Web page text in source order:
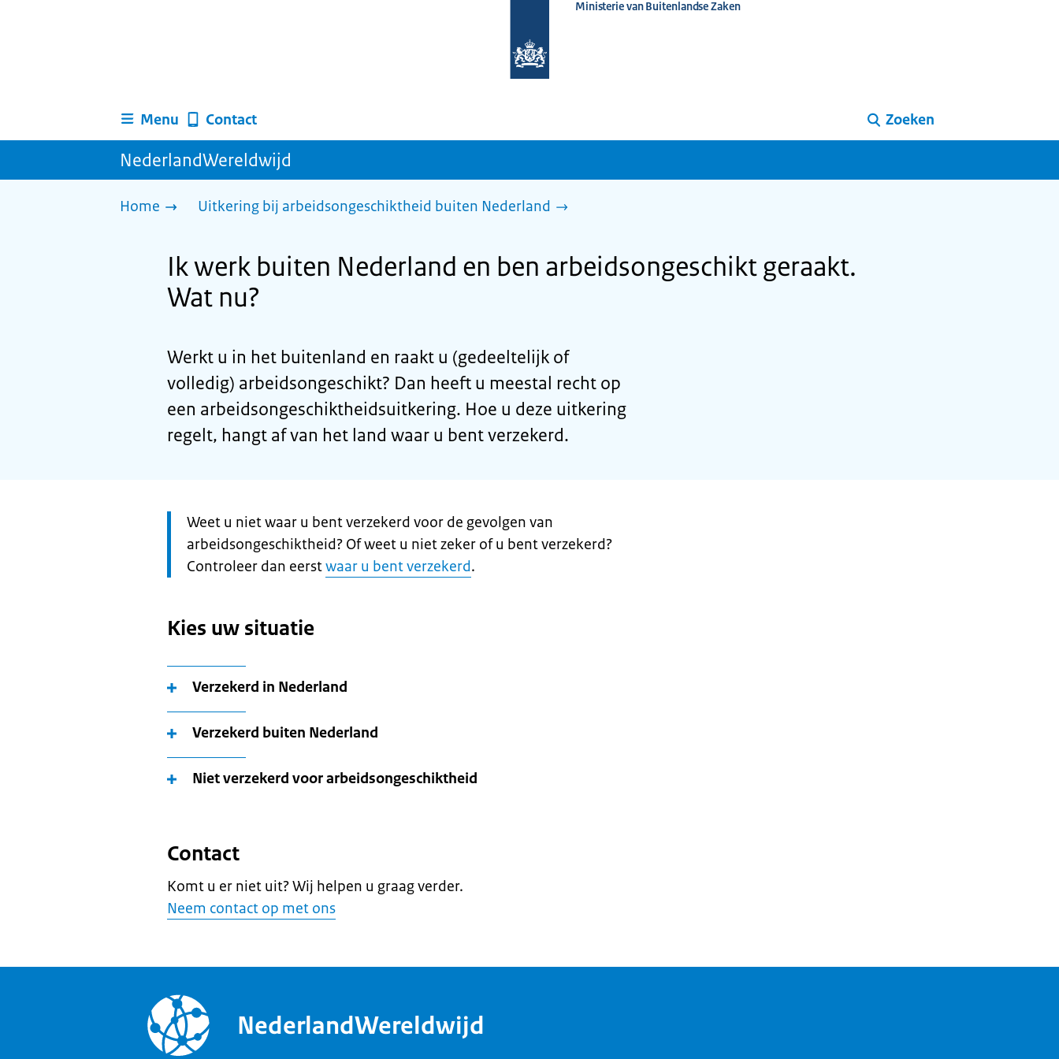
homepage
Ministerie van Buitenlandse Zaken
Menu Contact Zoeken
NederlandWereldwijd
Home Uitkering bij arbeidsongeschiktheid buiten Nederland
Ik werk buiten Nederland en ben arbeidsongeschikt geraakt.
Wat nu?
Werkt u in het buitenland en raakt u (gedeeltelijk of
volledig) arbeidsongeschikt? Dan heeft u meestal recht op
een arbeidsongeschiktheidsuitkering. Hoe u deze uitkering
regelt, hangt af van het land waar u bent verzekerd.
Let
op:
Weet u niet waar u bent verzekerd voor de gevolgen van
arbeidsongeschiktheid? Of weet u niet zeker of u bent verzekerd?
Controleer dan eerstwaar u bent verzekerd.
Kies uw situatie
Verzekerd in Nederland
Verzekerd buiten Nederland
Niet verzekerd voor arbeidsongeschiktheid
Contact
Komt u er niet uit? Wij helpen u graag verder.
Neem contact op met ons
NederlandWereldwijd